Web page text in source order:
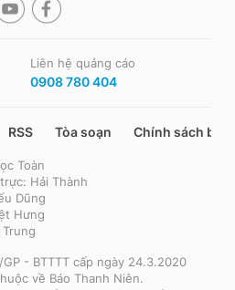
Liên hệ quảng cáo
0908 780 404
RSS Tòa soạn Chính sách bảo
Toàn
Hải Thành
Dũng
Hưng
- BTTTT cấp ngày 24.3.2020
về Báo Thanh Niên.